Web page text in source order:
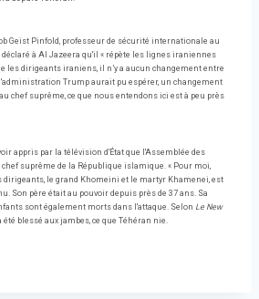
Geist Pinfold, professeur de sécurité internationale au
déclaré à Al Jazeera qu'il « répète les lignes iraniennes
les dirigeants iraniens, il n’y a aucun changement entre
Trump aurait pu espérer, un changement
chef suprême, ce que nous entendons ici est à peu près
appris par la télévision d'État que l'Assemblée des
suprême de la République islamique. « Pour moi,
dirigeants, le grand Khomeini et le martyr Khamenei, est
Son père était au pouvoir depuis près de 37 ans. Sa
sont également morts dans l'attaque. Selon Le New
blessé aux jambes, ce que Téhéran nie.